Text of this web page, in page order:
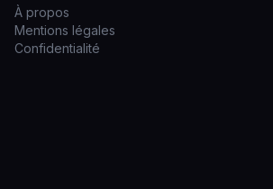
À propos
Mentions légales
Confidentialité